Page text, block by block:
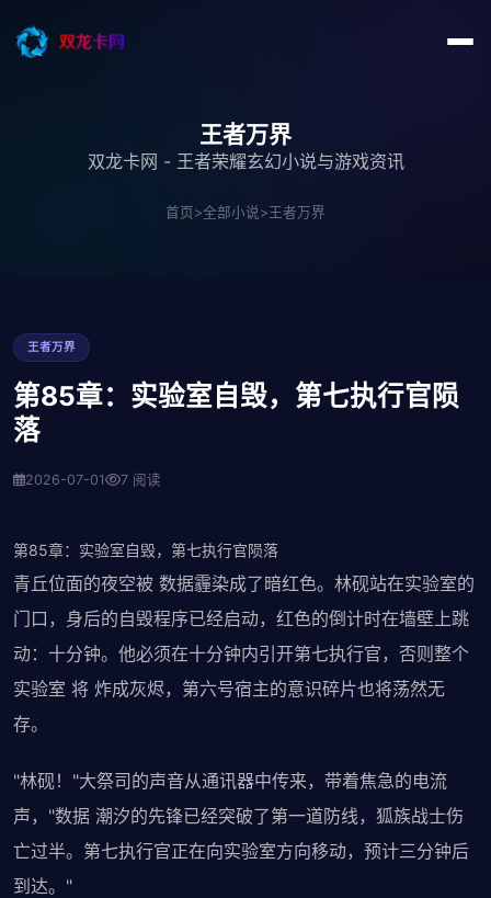
王者万界
双龙卡网 - 王者荣耀玄幻小说与游戏资讯
首页>全部小说>王者万界
王者万界
第85章：实验室自毁，第七执行官陨
落
2026-07-01 7 阅读
第85章：实验室自毁，第七执行官陨落
青丘位面的夜空被 数据霾染成了暗红色。林砚站在实验室的
门口，身后的自毁程序已经启动，红色的倒计时在墙壁上跳
动：十分钟。他必须在十分钟内引开第七执行官，否则整个
实验室 将 炸成灰烬，第六号宿主的意识碎片也将荡然无
存。
"林砚！"大祭司的声音从通讯器中传来，带着焦急的电流
声，"数据 潮汐的先锋已经突破了第一道防线，狐族战士伤
亡过半。第七执行官正在向实验室方向移动，预计三分钟后
到达。"